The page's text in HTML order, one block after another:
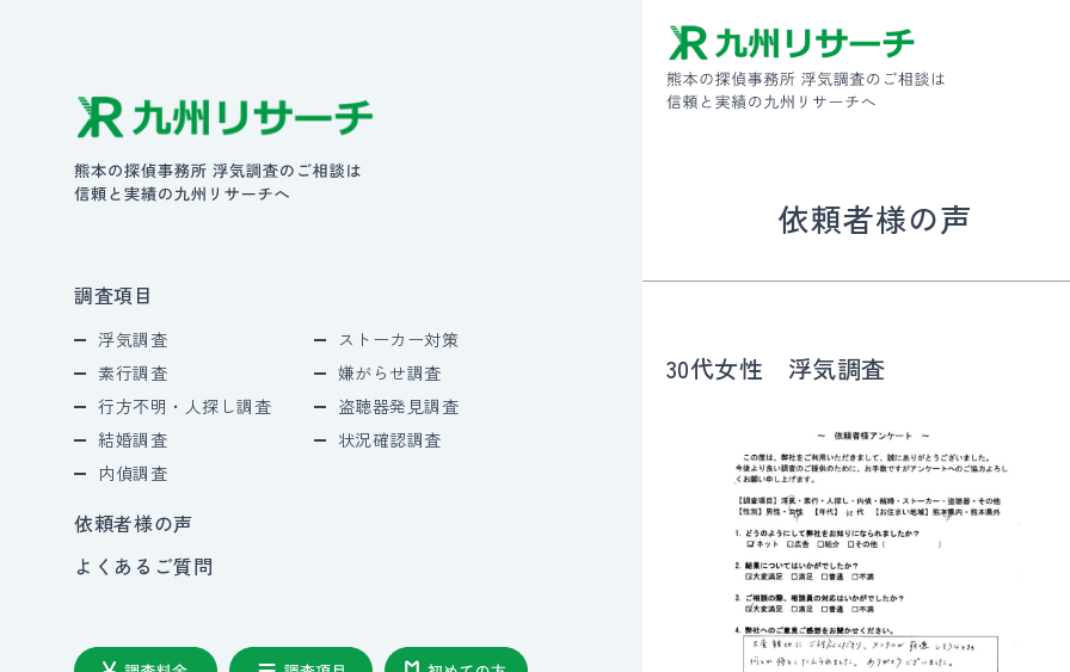
調査項目
浮気調査
素行調査
行方不明・人探し調査
結婚調査
内偵調査
ストーカー対策
嫌がらせ調査
盗聴器発見調査
状況確認調査
依頼者様の声
よくあるご質問
依頼者様の声
30代女性 浮気調査